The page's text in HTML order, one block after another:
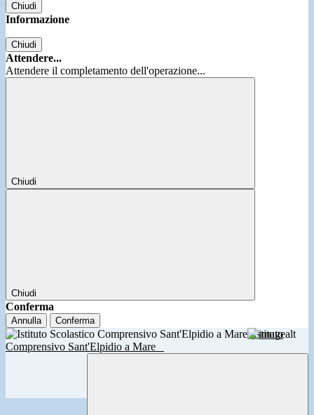
Chiudi
Informazione
Chiudi
Attendere...
Attendere il completamento dell'operazione...
Chiudi
Chiudi
Conferma
Annulla Conferma
Istituto
Comprensivo Sant'Elpidio a Mare